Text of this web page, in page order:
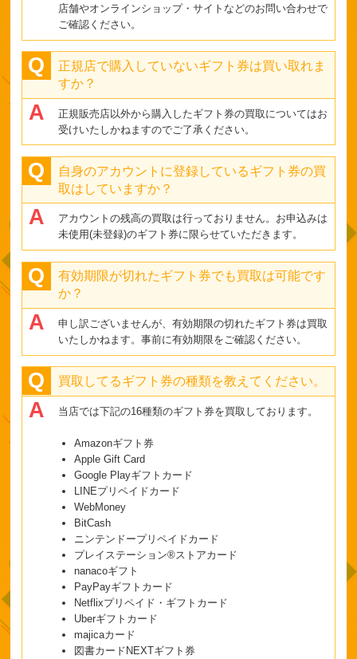
店舗やオンラインショップ・サイトなどのお問い合わせで
ご確認ください。
正規店で購入していないギフト券は買い取れま
すか？
正規販売店以外から購入したギフト券の買取についてはお
受けいたしかねますのでご了承ください。
自身のアカウントに登録しているギフト券の買
取はしていますか？
アカウントの残高の買取は行っておりません。お申込みは
未使用(未登録)のギフト券に限らせていただきます。
有効期限が切れたギフト券でも買取は可能です
か？
申し訳ございませんが、有効期限の切れたギフト券は買取
いたしかねます。事前に有効期限をご確認ください。
買取してるギフト券の種類を教えてください。
当店では下記の16種類のギフト券を買取しております。
Amazonギフト券
Apple Gift Card
Google Playギフトカード
LINEプリペイドカード
WebMoney
BitCash
ニンテンドープリペイドカード
プレイステーション®ストアカード
nanacoギフト
PayPayギフトカード
Netflixプリペイド・ギフトカード
Uberギフトカード
majicaカード
図書カードNEXTギフト券